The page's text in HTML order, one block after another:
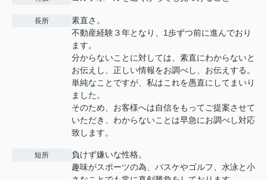
長所
素直さ。
不動産経験３年となり、1歩ずつ前に進んでおり
ます。
分からないことに対しては、素直にわからないと
お伝えし、正しい情報をお調べし、お伝えする。
単純なことですが、私はこれを愚直にしてまいり
ました。
そのため、お客様へは自信をもってご提案させて
いただき、わからないことは早急にお調べし対応
致します。
短所
負けず嫌いな性格。
趣味がスポーツの為、バスケやゴルフ、水泳と小